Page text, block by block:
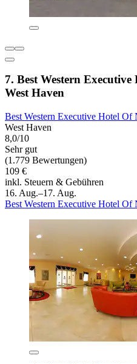
7. Best Western
West Haven
Best Western Executive Hotel Of
West Haven
8,0/10
Sehr gut
(1.779 Bewertungen)
109 €
inkl. Steuern & Gebühren
16. Aug.–17. Aug.
Best Western Executive Hotel Of